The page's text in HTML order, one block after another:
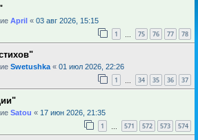
April « 03 авг 2026, 15:15
1 75 76 77 78
Swetushka « 01 июл 2026, 22:26
1 34 35 36 37
Satou « 17 июн 2026, 21:35
1 571 572 573 574